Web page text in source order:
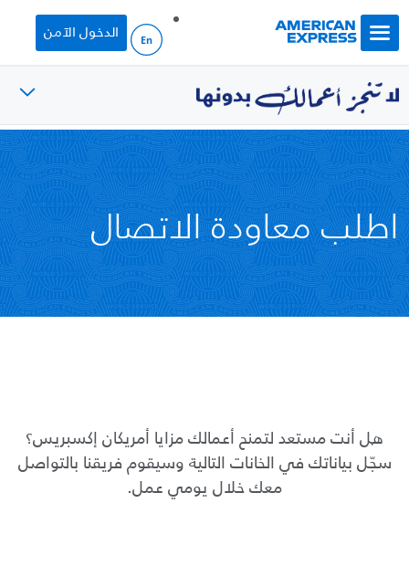
Skip to main content
الدخول الآمن
اطلب معاودة الاتصال
هل أنت مستعد لتمنح أعمالك مزايا أمريكان إكسبريس؟
سجّل بياناتك في الخانات التالية وسيقوم فريقنا بالتواصل
معك خلال يومي عمل.